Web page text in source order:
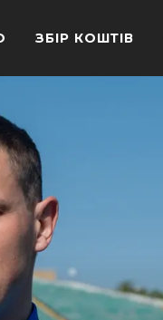
ЗБІР КОШТІВ